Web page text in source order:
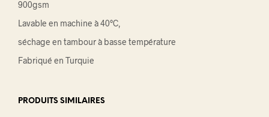
900gsm
Lavable en machine à 40°C,
séchage en tambour à basse température
Fabriqué en Turquie
PRODUITS SIMILAIRES